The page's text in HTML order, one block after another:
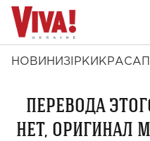
НОВИНИ ЗІРКИ КРАСА
ПЕРЕВОДА
НЕТ, ОРИГИНАЛ